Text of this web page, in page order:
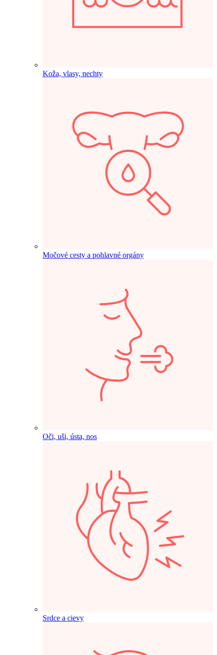
Koža, vlasy, nechty
Močové cesty a pohlavné orgány
Oči, uši, ústa, nos
Srdce a cievy